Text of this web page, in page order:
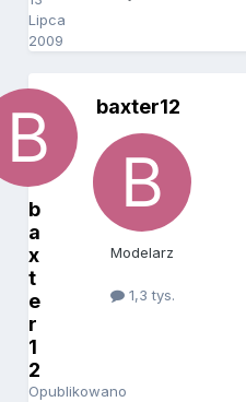
Lipca
2009
b
a
x
t
e
r
1
2
Opublikowano
baxter12
Modelarz
1,3 tys.